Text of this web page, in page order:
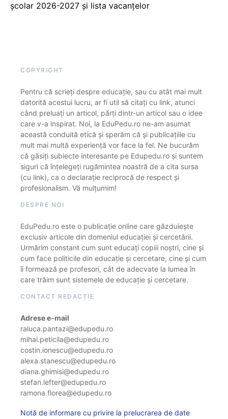
școlar 2026-2027 și lista vacanțelor
COPYRIGHT
Pentru că scrieți despre educație, sau cu atât mai mult
datorită acestui lucru, ar fi util să citați cu link, atunci
când preluați un articol, părți dintr-un articol sau o idee
care v-a inspirat. Noi, la EduPedu.ro ne-am asumat
această conduită etică și sperăm că și publicațiile cu
mult mai multă experiență vor face la fel. Ne bucurăm
că găsiți subiecte interesante pe Edupedu.ro și suntem
siguri că înțelegeți rugămintea noastră de a cita sursa
(cu link), ca o declarație reciprocă de respect și
profesionalism. Vă mulțumim!
DESPRE NOI
EduPedu.ro este o publicație online care găzduiește
exclusiv articole din domeniul educației și cercetării.
Urmărim constant cum sunt educați copiii noștri, cine și
cum face politicile din educație și cercetare, cine și cum
îi formează pe profesori, cât de adecvate la lumea în
care trăim sunt sistemele de educație și cercetare.
CONTACT REDACȚIE
Adrese e-mail
raluca.pantazi@edupedu.ro
mihai.peticila@edupedu.ro
costin.ionescu@edupedu.ro
alexa.stanescu@edupedu.ro
diana.ghimisi@edupedu.ro
stefan.lefter@edupedu.ro
ramona.florea@edupedu.ro
Notă de informare cu privire la prelucrarea de date